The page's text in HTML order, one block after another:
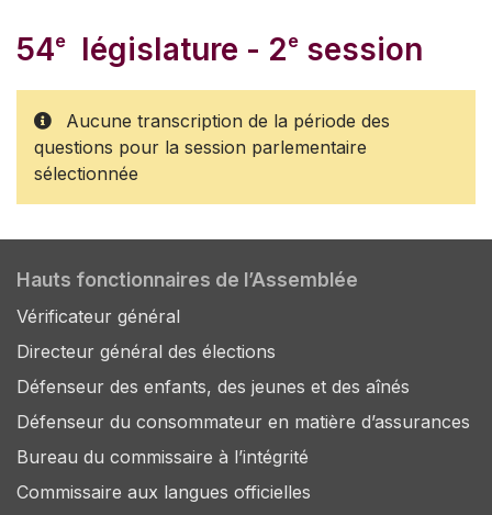
54e législature - 2e session
Aucune transcription de la période des
questions pour la session parlementaire
sélectionnée
Hauts fonctionnaires de l’Assemblée
Vérificateur général
Directeur général des élections
Défenseur des enfants, des jeunes et des aînés
Défenseur du consommateur en matière d’assurances
Bureau du commissaire à l’intégrité
Commissaire aux langues officielles